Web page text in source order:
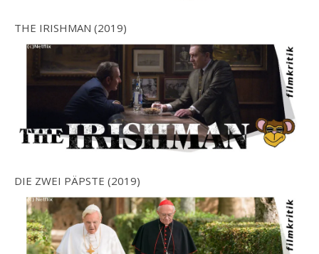
THE IRISHMAN (2019)
DIE ZWEI PÄPSTE (2019)